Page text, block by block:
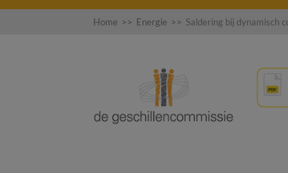
Home >> Energie >> Saldering bij dynamisch